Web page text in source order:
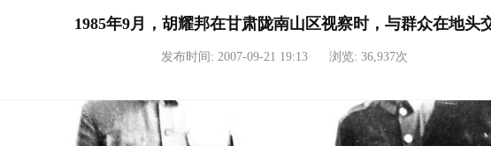
1985年9月，胡耀邦在甘肃陇南山区视察时，与群众在地头
发布时间: 2007-09-21 19:13 浏览: 36,937次